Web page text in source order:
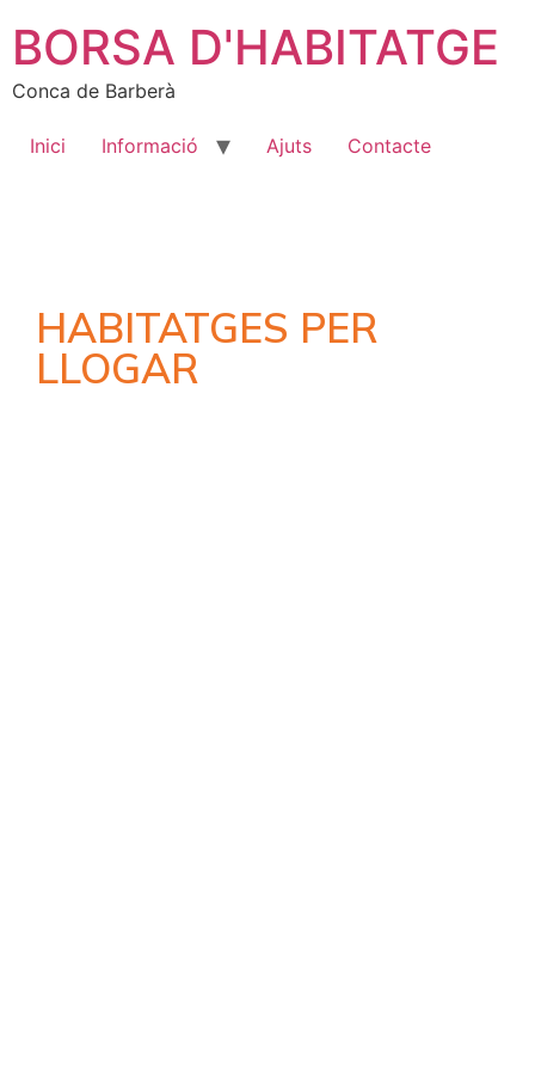
BORSA D'HABITATGE
Conca de Barberà
Inici Informació Ajuts Contacte
HABITATGES PER
LLOGAR